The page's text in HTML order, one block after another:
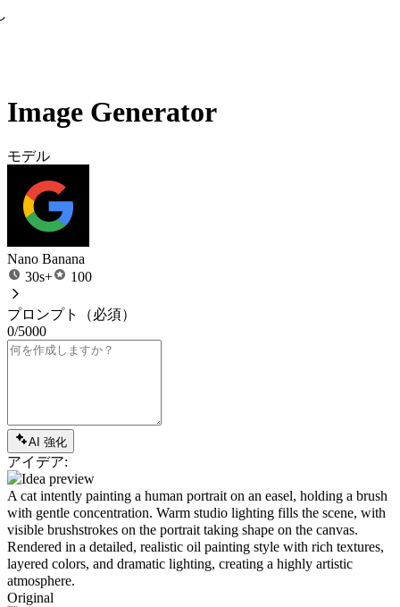
Image Generator
モデル
Nano Banana
30s+
100
プロンプト
（必須）
0/5000
AI 強化
アイデア:
A cat intently painting a human portrait on an easel, holding a brush
with gentle concentration. Warm studio lighting fills the scene, with
visible brushstrokes on the portrait taking shape on the canvas.
Rendered in a detailed, realistic oil painting style with rich textures,
layered colors, and dramatic lighting, creating a highly artistic
atmosphere.
Original